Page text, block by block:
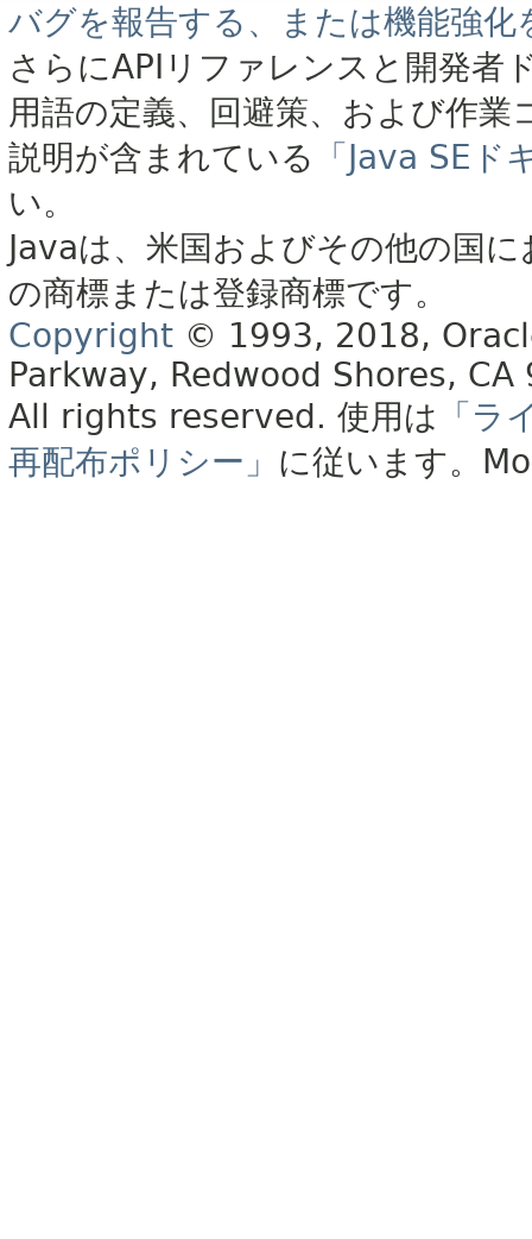
バグを報告する、または機能強化
さらにAPIリファレンスと開発者
用語の定義、回避策、および作
説明が含まれている
「Java SE
い。
Javaは、米国およびその他の国
の商標または登録商標です。
Copyright © 1993, 2018,
Parkway, Redwood Shores, CA
All rights reserved. 使用は 「ラ
再配布ポリシー」 に従います。